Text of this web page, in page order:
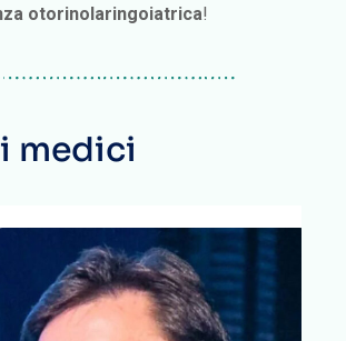
otorinolaringoiatrica!
medici